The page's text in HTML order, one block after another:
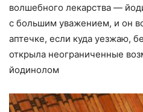
волшебного лекарства —
с большим уважением, и он
аптечке, если куда уезжаю,
открыла неограниченные
йодинолом